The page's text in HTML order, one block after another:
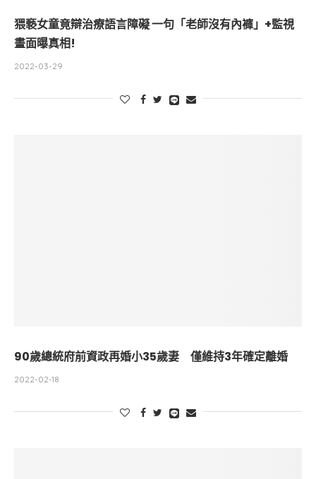
猥褻女童竟辯治療語言障礙 一句「老師沒有內褲」+監視
畫面曝真相!
2022-03-29
90歲總統府前資政再婚小35歲妻 僅維持3年確定離婚
2022-02-18